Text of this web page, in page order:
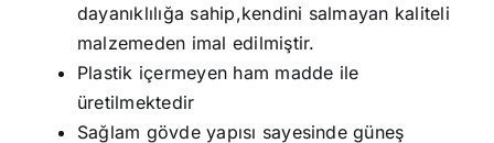
dayanıklılığa sahip,kendini salmayan kaliteli
malzemeden imal edilmiştir.
Plastik içermeyen ham madde ile
üretilmektedir
Sağlam gövde yapısı sayesinde güneş